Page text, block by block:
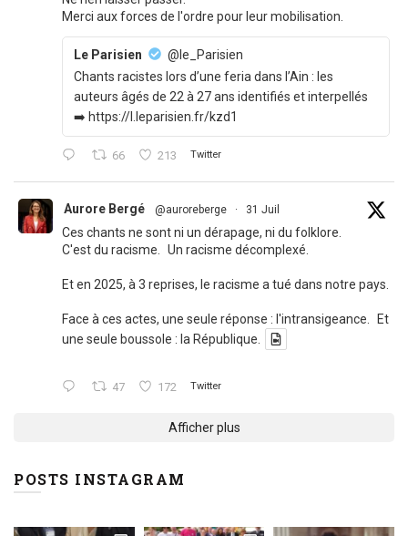
Merci aux forces de l'ordre pour leur mobilisation.
Le Parisien
@le_Parisien
Chants racistes lors d’une feria dans l’Ain : les
auteurs âgés de 22 à 27 ans identifiés et interpellés
➡️ https://l.leparisien.fr/kzd1
66 213 Twitter
Aurore Bergé @auroreberge · 31 Juil
Ces chants ne sont ni un dérapage, ni du folklore.
C'est du racisme. Un racisme décomplexé.
Et en 2025, à 3 reprises, le racisme a tué dans notre pays.
Face à ces actes, une seule réponse : l'intransigeance. Et
une seule boussole : la République.
47 172 Twitter
Afficher plus
POSTS INSTAGRAM